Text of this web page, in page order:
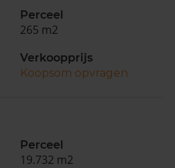
Perceel
265 m2
Verkoopprijs
Koopsom opvragen
Perceel
19.732 m2